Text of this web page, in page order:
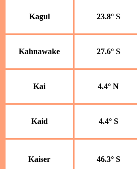
Kagul 23.8° S
Kahnawake 27.6° S
Kai 4.4° N
Kaid 4.4° S
Kaiser 46.3° S